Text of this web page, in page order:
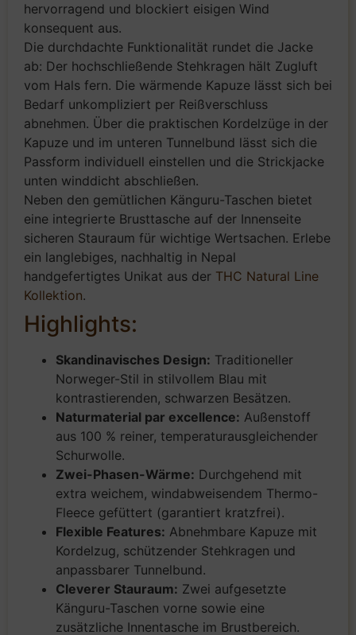
hervorragend und blockiert eisigen Wind
konsequent aus.
Die durchdachte Funktionalität rundet die Jacke
ab: Der hochschließende Stehkragen hält Zugluft
vom Hals fern. Die wärmende Kapuze lässt sich bei
Bedarf unkompliziert per Reißverschluss
abnehmen. Über die praktischen Kordelzüge in der
Kapuze und im unteren Tunnelbund lässt sich die
Passform individuell einstellen und die Strickjacke
unten winddicht abschließen.
Neben den gemütlichen Känguru-Taschen bietet
eine integrierte Brusttasche auf der Innenseite
sicheren Stauraum für wichtige Wertsachen. Erlebe
ein langlebiges, nachhaltig in Nepal
handgefertigtes Unikat aus der THC Natural Line
Kollektion.
Highlights:
Skandinavisches Design: Traditioneller
Norweger-Stil in stilvollem Blau mit
kontrastierenden, schwarzen Besätzen.
Naturmaterial par excellence: Außenstoff
aus 100 % reiner, temperaturausgleichender
Schurwolle.
Zwei-Phasen-Wärme: Durchgehend mit
extra weichem, windabweisendem Thermo-
Fleece gefüttert (garantiert kratzfrei).
Flexible Features: Abnehmbare Kapuze mit
Kordelzug, schützender Stehkragen und
anpassbarer Tunnelbund.
Cleverer Stauraum: Zwei aufgesetzte
Känguru-Taschen vorne sowie eine
zusätzliche Innentasche im Brustbereich.